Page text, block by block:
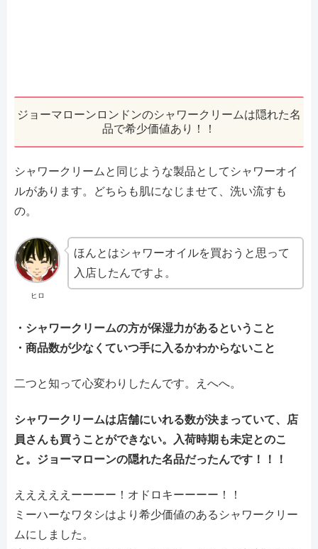
ジョーマローンロンドンのシャワークリームは隠れた名
品で希少価値あり！！
シャワークリームと同じような製品としてシャワーオイ
ルがあります。どちらも肌になじませて、洗い流すも
の。
ヒロ
ほんとはシャワーオイルを買おうと思って
入店したんですよ。
・シャワークリームの方が保湿力があるということ
・商品数が少なくていつ手に入るかわからないこと
二つと知って心変わりしたんです。えへへ。
シャワークリームは店舗にいれる数が決まっていて、店
員さんも買うことができない。入荷時期も未定とのこ
と。ジョーマローンの隠れた名品だったんです！！！
えええええーーーー！オドロキーーーー！！
ミーハーなワタシはより希少価値のあるシャワークリー
ムにしました。